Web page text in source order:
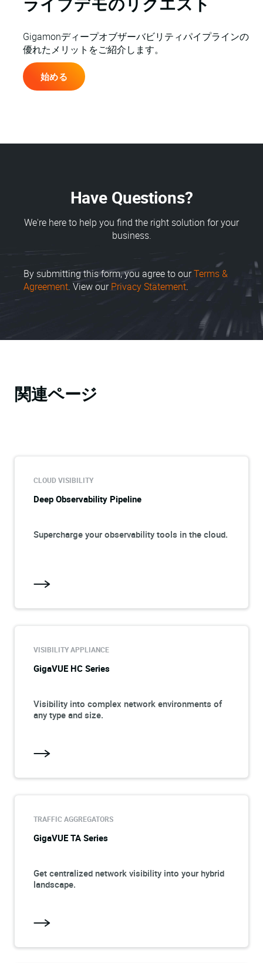
Gigamonディープオブザーバビリティパイプラインの
優れたメリットをご紹介します。
始める
Have Questions?
We're here to help you find the right solution for your
business.
By submitting this form, you agree to ourTerms &
Agreement. View ourPrivacy Statement.
関連ページ
CLOUD VISIBILITY
Deep Observability Pipeline
Supercharge your observability tools in the cloud.
VISIBILITY APPLIANCE
GigaVUE HC Series
Visibility into complex network environments of
any type and size.
TRAFFIC AGGREGATORS
GigaVUE TA Series
Get centralized network visibility into your hybrid
landscape.